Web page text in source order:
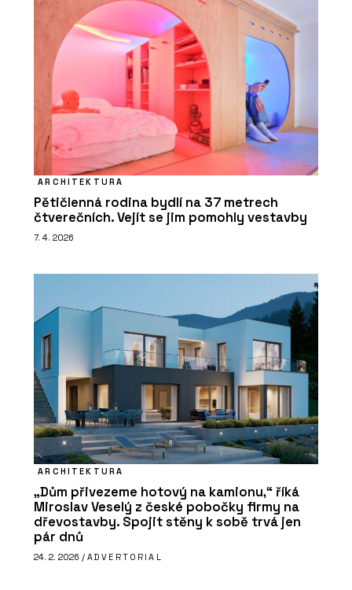
ARCHITEKTURA
Pětičlenná rodina bydlí na 37 metrech
čtverečních. Vejít se jim pomohly vestavby
7. 4. 2026
ARCHITEKTURA
„Dům přivezeme hotový na kamionu,“ říká
Miroslav Veselý z české pobočky firmy na
dřevostavby. Spojit stěny k sobě trvá jen
pár dnů
24. 2. 2026 / ADVERTORIAL